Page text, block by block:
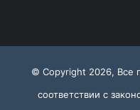
© Copyright 2026, Все
соответствии с